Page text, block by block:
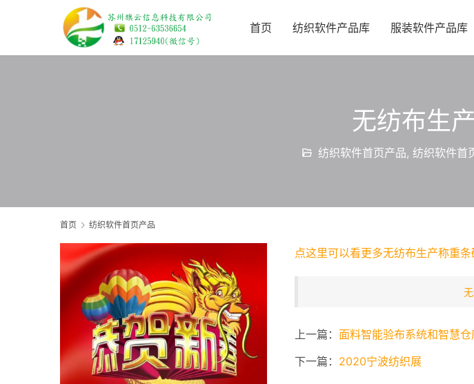
首页 纺织软件产品库 服装软件产品库
无纺布生
纺织软件首页产品, 纺织软件首
首页 纺织软件首页产品
点这里可以看更多无纺布生产称重
上一篇： 面料智能验布系统和智慧
下一篇： 2020宁波纺织展